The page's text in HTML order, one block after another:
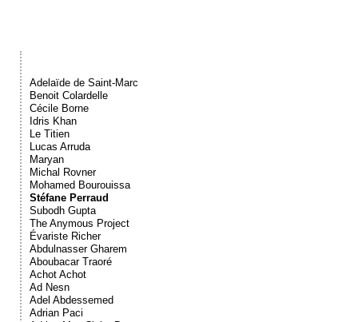
Adelaïde de Saint-Marc
Benoit Colardelle
Cécile Borne
Idris Khan
Le Titien
Lucas Arruda
Maryan
Michal Rovner
Mohamed Bourouissa
Stéfane Perraud
Subodh Gupta
The Anymous Project
Évariste Richer
Abdulnasser Gharem
Aboubacar Traoré
Achot Achot
Ad Nesn
Adel Abdessemed
Adrian Paci